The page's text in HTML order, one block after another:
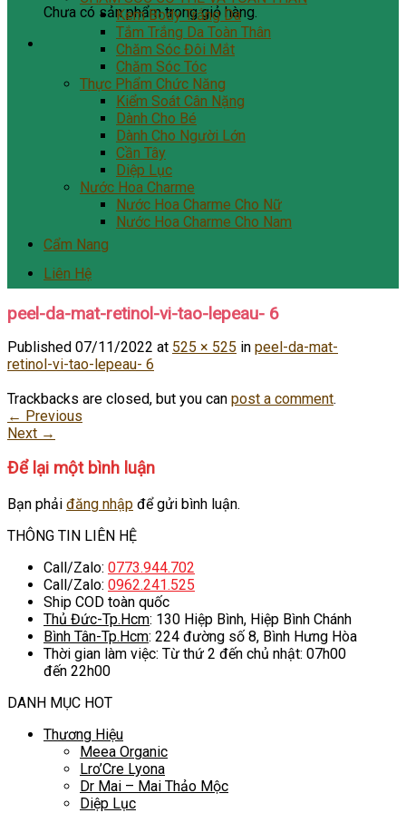
Chưa có sản phẩm trong giỏ hàng.
Kem Body Trắng Da
Tắm Trắng Da Toàn Thân
Chăm Sóc Đôi Mắt
Chăm Sóc Tóc
Thực Phẩm Chức Năng
Kiểm Soát Cân Nặng
Dành Cho Bé
Dành Cho Người Lớn
Cần Tây
Diệp Lục
Nước Hoa Charme
Nước Hoa Charme Cho Nữ
Nước Hoa Charme Cho Nam
Cẩm Nang
Liên Hệ
peel-da-mat-retinol-vi-tao-lepeau- 6
Published 07/11/2022 at 525 × 525 in peel-da-mat-
retinol-vi-tao-lepeau- 6
Trackbacks are closed, but you can post a comment.
← Previous
Next →
Để lại một bình luận
Bạn phải đăng nhập để gửi bình luận.
THÔNG TIN LIÊN HỆ
Call/Zalo: 0773.944.702
Call/Zalo: 0962.241.525
Ship COD toàn quốc
Thủ Đức-Tp.Hcm: 130 Hiệp Bình, Hiệp Bình Chánh
Bình Tân-Tp.Hcm: 224 đường số 8, Bình Hưng Hòa
Thời gian làm việc: Từ thứ 2 đến chủ nhật: 07h00
đến 22h00
DANH MỤC HOT
Thương Hiệu
Meea Organic
Lro’Cre Lyona
Dr Mai – Mai Thảo Mộc
Diệp Lục